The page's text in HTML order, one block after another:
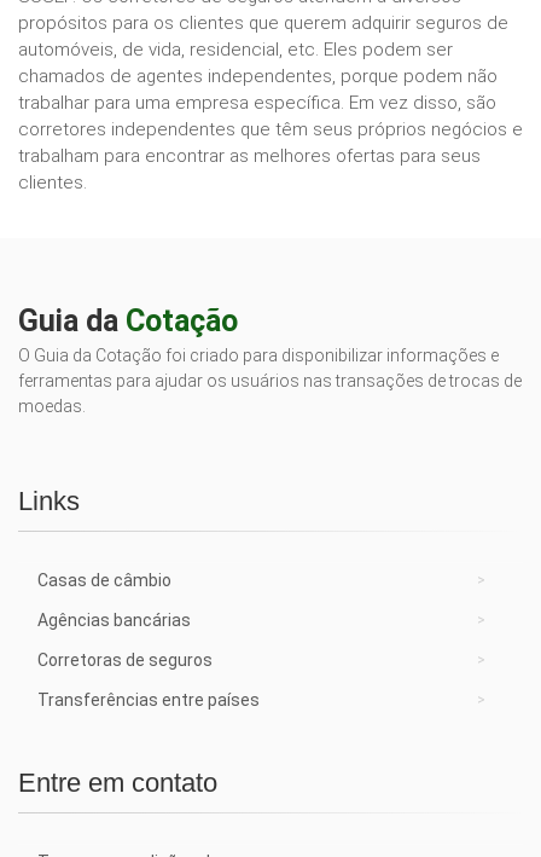
propósitos para os clientes que querem adquirir seguros de
automóveis, de vida, residencial, etc. Eles podem ser
chamados de agentes independentes, porque podem não
trabalhar para uma empresa específica. Em vez disso, são
corretores independentes que têm seus próprios negócios e
trabalham para encontrar as melhores ofertas para seus
clientes.
Guia da Cotação
O Guia da Cotação foi criado para disponibilizar informações e
ferramentas para ajudar os usuários nas transações de trocas de
moedas.
Links
Casas de câmbio
Agências bancárias
Corretoras de seguros
Transferências entre países
Entre em contato